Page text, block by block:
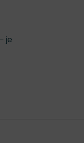
je